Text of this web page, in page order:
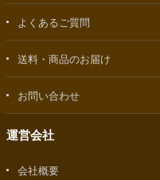
よくあるご質問
送料・商品のお届け
お問い合わせ
運営会社
会社概要